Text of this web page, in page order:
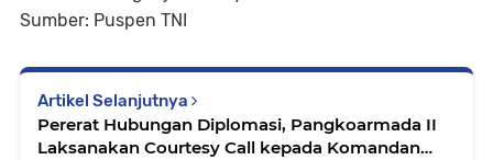
Sumber: Puspen TNI
Artikel Selanjutnya
Pererat Hubungan Diplomasi, Pangkoarmada II
Laksanakan Courtesy Call kepada Komandan